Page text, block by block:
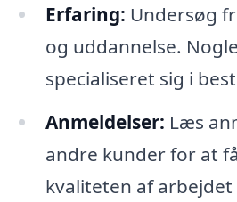
Erfaring: Undersøg
og uddannelse.
specialiseret sig i
Anmeldelser: Læs
andre kunder for at
kvaliteten af arbejdet